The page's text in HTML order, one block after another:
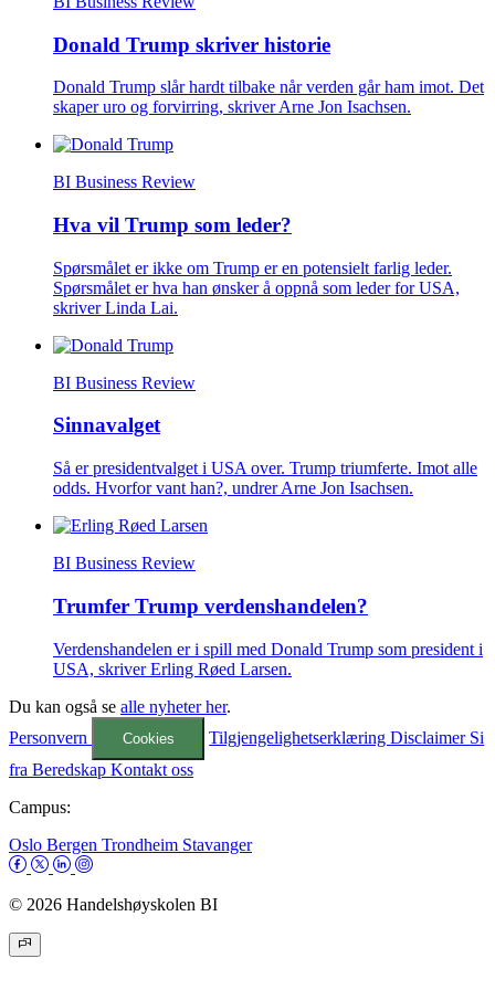
Donald Trump skriver historie
Donald Trump slår hardt tilbake når verden går ham imot. Det
skaper uro og forvirring, skriver Arne Jon Isachsen.
BI Business Review
Hva vil Trump som leder?
Spørsmålet er ikke om Trump er en potensielt farlig leder.
Spørsmålet er hva han ønsker å oppnå som leder for USA,
skriver Linda Lai.
BI Business Review
Sinnavalget
Så er presidentvalget i USA over. Trump triumferte. Imot alle
odds. Hvorfor vant han?, undrer Arne Jon Isachsen.
BI Business Review
Trumfer Trump verdenshandelen?
Verdenshandelen er i spill med Donald Trump som president i
USA, skriver Erling Røed Larsen.
Du kan også se alle nyheter her.
Personvern
Cookies TilgjengelighetserklæringDisclaimer Si
fra Beredskap Kontakt oss
Campus:
Oslo Bergen Trondheim Stavanger
© 2026 Handelshøyskolen BI